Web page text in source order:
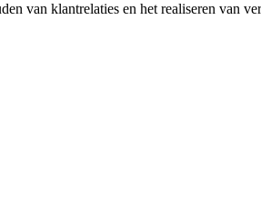
van klantrelaties en het realiseren van